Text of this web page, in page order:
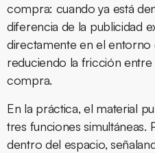
compra: cuando ya está
diferencia de la publicidad
directamente en el entorno
reduciendo la fricción
compra.
En la práctica, el material
tres funciones
dentro del espacio,